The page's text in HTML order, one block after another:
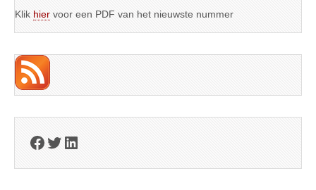
Klik hier voor een PDF van het nieuwste nummer
Facebook
Twitter
LinkedIn